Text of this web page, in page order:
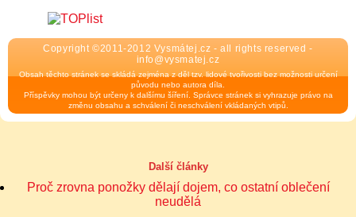
Copyright ©2011-2012 Vysmátej.cz - all rights reserved -
info@vysmatej.cz
Obsah těchto stránek se skládá zejména z děl tzv. lidové tvořivosti bez možnosti určení
původu nebo autora díla.
Příspěvky mohou být určeny k dalšímu šíření. Správce stránek si vyhrazuje právo na
změnu obsahu a schválení či neschválení vkládaných vtipů.
Další články
Proč zrovna ponožky dělají dojem, co ostatní oblečení
neudělá